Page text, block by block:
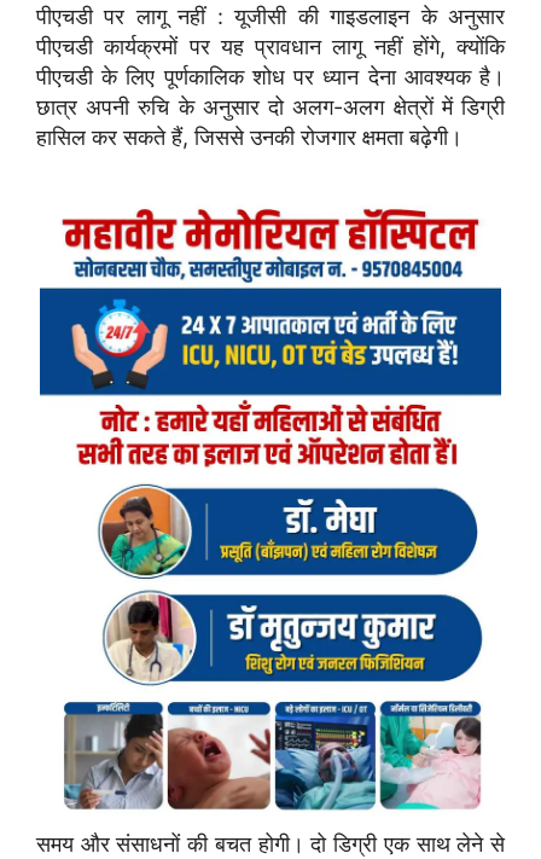
पीएचडी पर लागू नहीं : यूजीसी की गाइडलाइन के अनुसार
पीएचडी कार्यक्रमों पर यह प्रावधान लागू नहीं होंगे, क्योंकि
पीएचडी के लिए पूर्णकालिक शोध पर ध्यान देना आवश्यक है।
छात्र अपनी रुचि के अनुसार दो अलग-अलग क्षेत्रों में डिग्री
हासिल कर सकते हैं, जिससे उनकी रोजगार क्षमता बढ़ेगी।
समय और संसाधनों की बचत होगी। दो डिग्री एक साथ लेने से